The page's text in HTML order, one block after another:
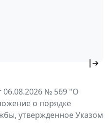
06.08.2026 № 569 "О
о порядке
утвержденное Указом